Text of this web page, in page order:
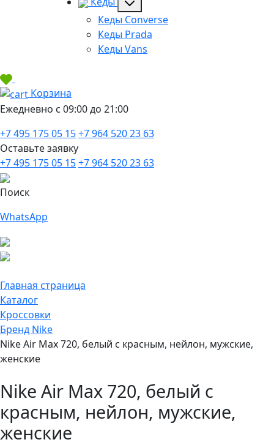
Кеды Converse
Кеды Prada
Кеды Vans
Корзина
Ежедневно с 09:00 до 21:00
+7 495 175 05 15+7 964 520 23 63
Оставьте заявку
+7 495 175 05 15+7 964 520 23 63
Поиск
WhatsApp
Главная страница
Каталог
Кроссовки
Бренд Nike
Nike Air Max 720, белый с красным, нейлон, мужские,
женские
Nike Air Max 720, белый с
красным, нейлон, мужские,
женские